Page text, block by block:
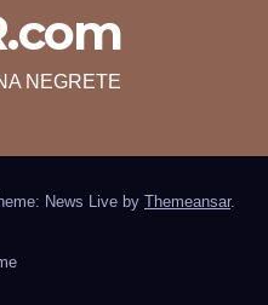
NEGRETE
News Live by Themeansar.